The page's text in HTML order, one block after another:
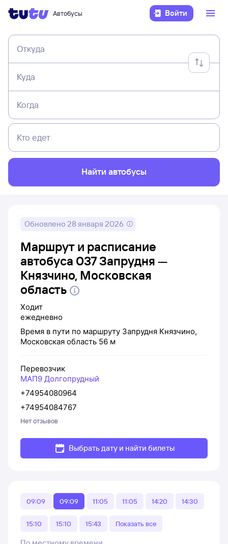
Автобусы Войти
Откуда
Куда
Когда
Кто едет
Найти автобусы
Обновлено 28 января 2026
Маршрут и расписание
автобуса 037 Запрудня —
Князчино, Московская
область
Ходит
ежедневно
Время в пути по маршруту Запрудня Князчино,
Московская область 56 м
Перевозчик
МАП9 Долгопрудный
+74954080964
+74954084767
Нет отзывов
Выбрать дату и найти билеты
09:09 09:09 11:05 11:05 14:20 14:30
15:10 15:10 15:43 Показать все